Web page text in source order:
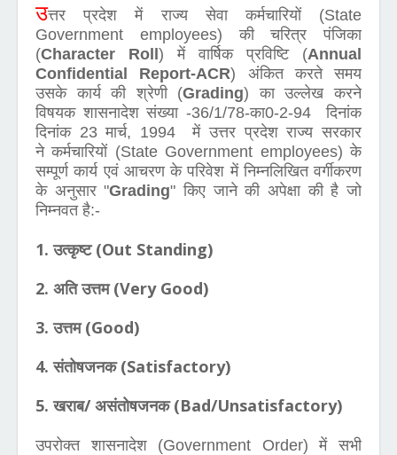
उत्तर प्रदेश में राज्य सेवा कर्मचारियों (State
Government employees) की चरित्र पंजिका
(Character Roll ) में वार्षिक प्रविष्टि (Annual
Confidential Report-ACR) अंकित करते समय
उसके कार्य की श्रेणी (Grading) का उल्लेख करने
विषयक शासनादेश संख्या -36/1/78-का0-2-94 दिनांक
दिनांक 23 मार्च, 1994 में उत्तर प्रदेश राज्य सरकार
ने कर्मचारियों (State Government employees) के
सम्पूर्ण कार्य एवं आचरण के परिवेश में निम्नलिखित वर्गीकरण
के अनुसार "Grading" किए जाने की अपेक्षा की है जो
निम्नवत है:-
1. उत्कृष्ट (Out Standing)
2. अति उत्तम (Very Good)
3. उत्तम (Good)
4. संतोषजनक (Satisfactory)
5. खराब/ असंतोषजनक (Bad/Unsatisfactory)
उपरोक्त शासनादेश (Government Order) में सभी